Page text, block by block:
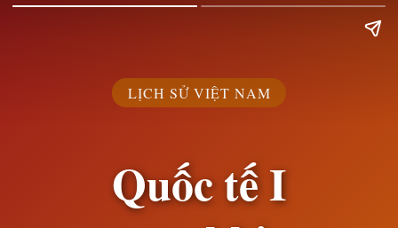
LỊCH SỬ VIỆT NAM
Quốc tế I